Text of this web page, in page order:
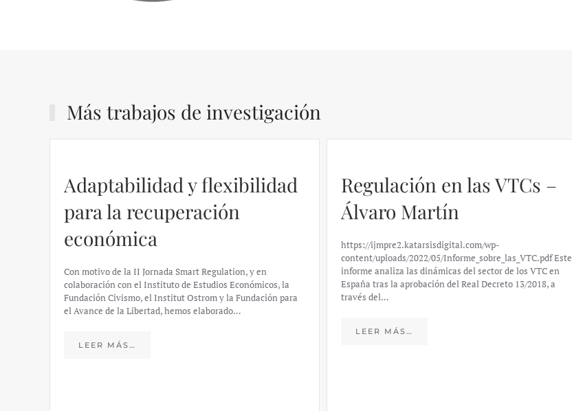
Más trabajos de investigación
Adaptabilidad y flexibilidad
para la recuperación
económica
Con motivo de la II Jornada Smart Regulation, y en
colaboración con el Instituto de Estudios Económicos, la
Fundación Civismo, el Institut Ostrom y la Fundación para
el Avance de la Libertad, hemos elaborado…
LEER MÁS…
Regulación en las VTCs –
Álvaro Martín
https://ijmpre2.katarsisdigital.com/wp-
content/uploads/2022/05/Informe_sobre_las_VTC.pdf Este
informe analiza las dinámicas del sector de los VTC en
España tras la aprobación del Real Decreto 13/2018, a
través del…
LEER MÁS…